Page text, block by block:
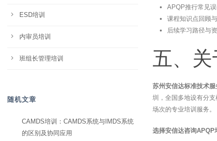
APQP推行常见
课程知识点回顾
后续学习路径与
五、
苏州安信达标准技术
圳，全国多地设有分
场次的专业培训服务。
选择安信达咨询APQP
ESD培训
内审员培训
班组长管理培训
随机文章
CAMDS培训：CAMDS系统与IMDS系统
的区别及协同应用